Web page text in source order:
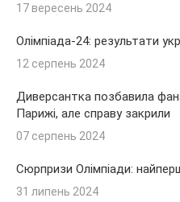
17 вересень 2024
Олімпіада-24: результати
12 серпень 2024
Диверсантка позбавила
Парижі, але справу закрили
07 серпень 2024
Сюрпризи Олімпіади:
31 липень 2024